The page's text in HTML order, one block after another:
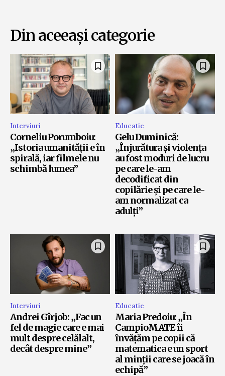
Din aceeași categorie
Interviuri
Corneliu Porumboiu:
„Istoria umanității e în
spirală, iar filmele nu
schimbă lumea”
Educatie
Gelu Duminică:
„Înjurătura și violența
au fost moduri de lucru
pe care le-am
decodificat din
copilărie și pe care le-
am normalizat ca
adulți”
Interviuri
Andrei Gîrjob: „Fac un
fel de magie care e mai
mult despre celălalt,
decât despre mine”
Educatie
Maria Predoiu: „În
CampioMATE îi
învățăm pe copii că
matematica e un sport
al minții care se joacă în
echipă”